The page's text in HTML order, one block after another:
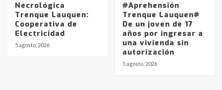
Necrológica
Trenque Lauquen:
Cooperativa de
Electricidad
5 agosto, 2026
#Aprehensión
Trenque Lauquen#
De un joven de 17
años por ingresar a
una vivienda sin
autorización
5 agosto, 2026
La Bolsa de Cereales de Bahía
Blanca anticipa que Agosto vendrá
con lluvias y heladas, en gran parte